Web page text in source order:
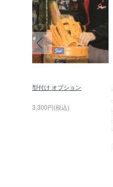
型付け オプション
3,300円(税込)